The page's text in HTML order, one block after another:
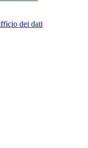
dei dati